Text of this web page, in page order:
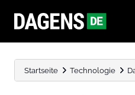
Startseite Technologie